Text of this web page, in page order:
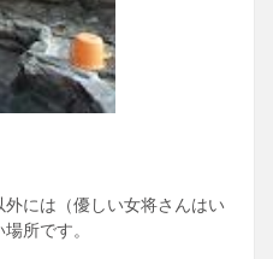
には（優しい女将さんはい
所です。